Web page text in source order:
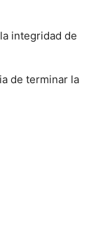
integridad de
de terminar la